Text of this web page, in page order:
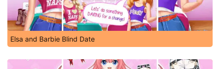
Elsa and Barbie Blind Date